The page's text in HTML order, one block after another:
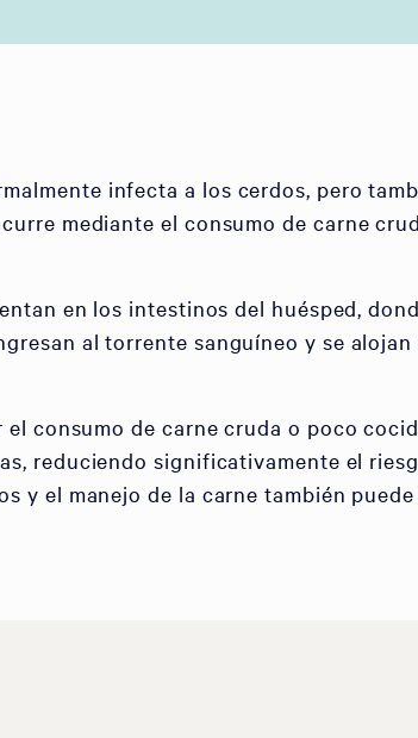
infecta a los cerdos, pero
mediante el consumo de carne
en los intestinos del huésped,
al torrente sanguíneo y se
consumo de carne cruda o poco
reduciendo significativamente el
y el manejo de la carne también